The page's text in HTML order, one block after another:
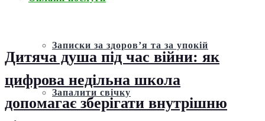
Записки за здоров’я та за упокій
Запалити свічку
Дитяча душа під час війни: як
цифрова недільна школа
допомагає зберігати внутрішню